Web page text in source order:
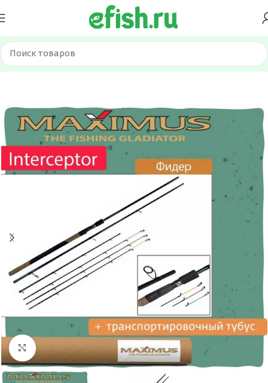
Главная Удилища Фидерное
Нажмите, чтобы увеличить